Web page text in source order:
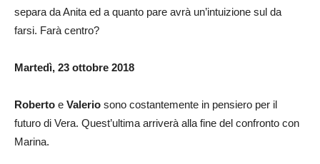
separa da Anita ed a quanto pare avrà un’intuizione sul da
farsi. Farà centro?
Martedì, 23 ottobre 2018
Roberto e Valerio sono costantemente in pensiero per il
futuro di Vera. Quest’ultima arriverà alla fine del confronto con
Marina.